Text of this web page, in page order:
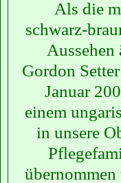
Als die
schwarz-
Aussehen
Gordon
Januar
einem
in unsere